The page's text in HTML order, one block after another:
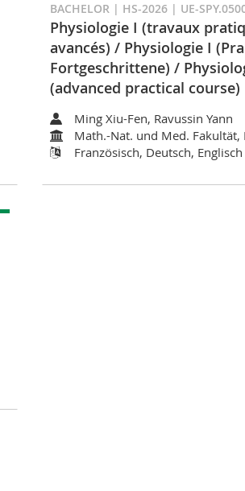
BACHELOR | HS-2026 | UE-
Physiologie I (travaux
avancés) / Physiologie I
Fortgeschrittene) /
(advanced practical course)
Ming Xiu-Fen, Ravussin Yann
Math.-Nat. und Med. Fakultät,
Französisch, Deutsch, Englisch